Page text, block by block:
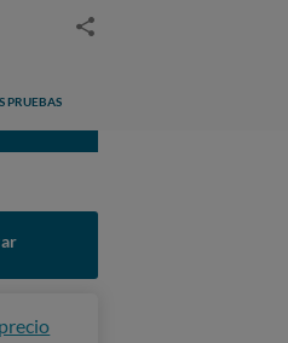
PRUEBAS